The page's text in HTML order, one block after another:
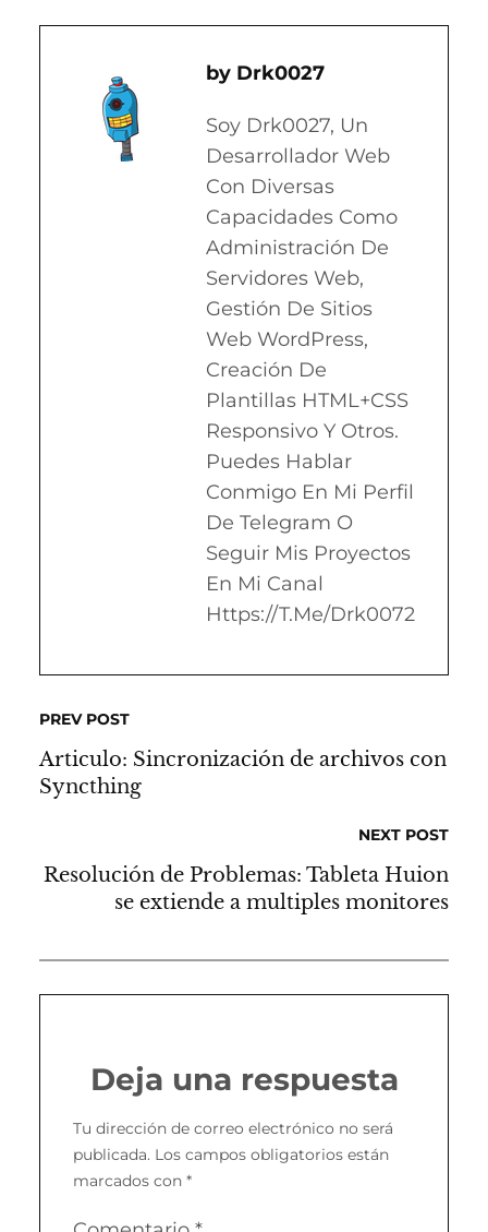
Drk0027
Soy Drk0027, Un
Desarrollador Web
Con Diversas
Capacidades Como
Administración De
Servidores Web,
Gestión De Sitios
Web WordPress,
Creación De
Plantillas HTML+CSS
Responsivo Y Otros.
Puedes Hablar
Conmigo En Mi Perfil
De Telegram O
Seguir Mis Proyectos
En Mi Canal
Https://t.me/drk0072
PREV POST
Articulo: Sincronización de archivos con
Syncthing
NEXT POST
Resolución de Problemas: Tableta Huion
se extiende a multiples monitores
Deja una respuesta
Tu dirección de correo electrónico no será
publicada. Los campos obligatorios están
marcados con *